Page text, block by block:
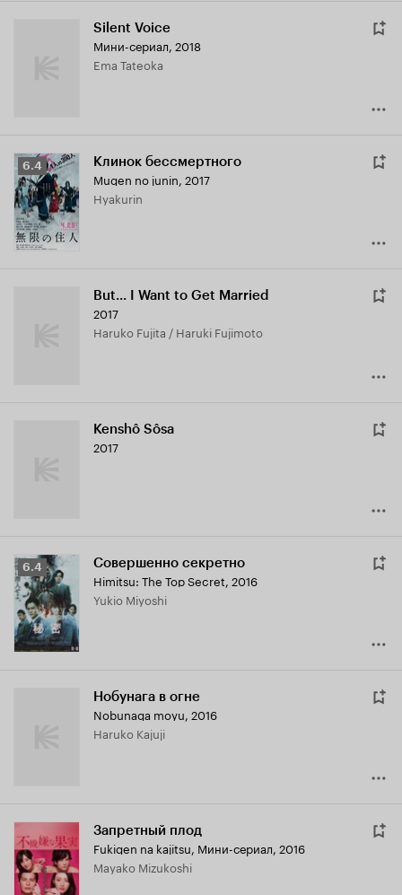
Silent Voice
Мини-сериал, 2018
Ema Tateoka
Рейтинг
Кинопоиска
6.4
6.4 Клинок бессмертного
Mugen no junin, 2017
Hyakurin
But... I Want to Get Married
2017
Haruko Fujita / Haruki Fujimoto
Kenshô Sôsa
2017
Рейтинг
Кинопоиска
6.4
6.4 Совершенно секретно
Himitsu: The Top Secret, 2016
Yukio Miyoshi
Нобунага в огне
Nobunaga moyu, 2016
Haruko Kajuji
Запретный плод
Fukigen na kajitsu, Мини-сериал, 2016
Mayako Mizukoshi